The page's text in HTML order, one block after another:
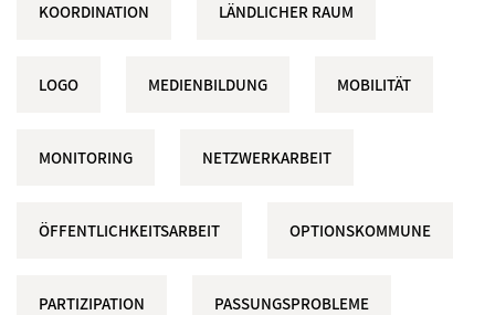
KOORDINATION LÄNDLICHER RAUM
LOGO MEDIENBILDUNG MOBILITÄT
MONITORING NETZWERKARBEIT
ÖFFENTLICHKEITSARBEIT OPTIONSKOMMUNE
PARTIZIPATION PASSUNGSPROBLEME